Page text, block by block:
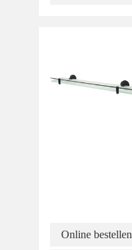
Online bestellen